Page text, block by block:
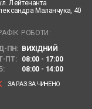
Лейтенанта
Маланчука, 40
РОБОТИ:
ПН: ВИХІДНИЙ
ПТ:
08:00 - 17:00
08:00 - 14:00
ЗАРАЗ ЗАЧИНЕНО